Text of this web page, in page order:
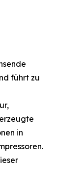
führt zu
in